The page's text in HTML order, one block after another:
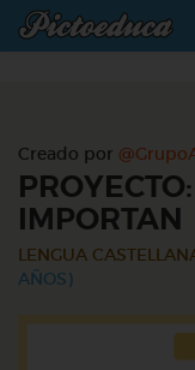
Creado por
IMPORTAN
LENGUA
AÑOS)